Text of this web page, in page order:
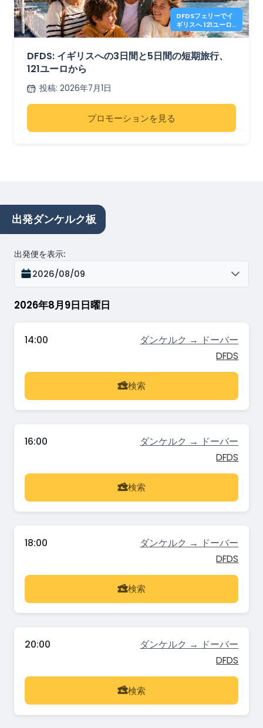
DFDSフェリーでイ
ギリスへ 121ユーロ
から
DFDS: イギリスへの3日間と5日間の短期旅行、
121ユーロから
投稿: 2026年7月1日
プロモーションを見る
出発ダンケルク板
2026年8月9日日曜日
出発便を表示:
2026/08/09
14:00 ダンケルク → ドーバー
DFDS
検索
16:00 ダンケルク → ドーバー
DFDS
検索
18:00 ダンケルク → ドーバー
DFDS
検索
20:00 ダンケルク → ドーバー
DFDS
検索